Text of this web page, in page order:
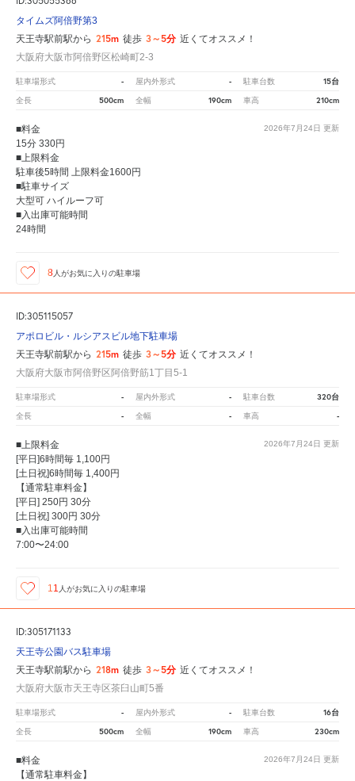
タイムズ阿倍野第3
天王寺駅前駅から 215m 徒歩 3～5分 近くてオススメ！
大阪府大阪市阿倍野区松崎町2-3
駐車場形式 - 屋内外形式 - 駐車台数 15台
全長 500cm 全幅 190cm 車高 210cm
2026年7月24日 更新
■料金
15分 330円
■上限料金
駐車後5時間 上限料金1600円
■駐車サイズ
大型可 ハイルーフ可
■入出庫可能時間
24時間
8 人がお気に入りの駐車場
ID:305115057
アポロビル・ルシアスビル地下駐車場
天王寺駅前駅から 215m 徒歩 3～5分 近くてオススメ！
大阪府大阪市阿倍野区阿倍野筋1丁目5-1
駐車場形式 - 屋内外形式 - 駐車台数 320台
全長 - 全幅 - 車高 -
2026年7月24日 更新
■上限料金
[平日]6時間毎 1,100円
[土日祝]6時間毎 1,400円
【通常駐車料金】
[平日] 250円 30分
[土日祝] 300円 30分
■入出庫可能時間
7:00〜24:00
11 人がお気に入りの駐車場
ID:305171133
天王寺公園バス駐車場
天王寺駅前駅から 218m 徒歩 3～5分 近くてオススメ！
大阪府大阪市天王寺区茶臼山町5番
駐車場形式 - 屋内外形式 - 駐車台数 16台
全長 500cm 全幅 190cm 車高 230cm
2026年7月24日 更新
■料金
【通常駐車料金】